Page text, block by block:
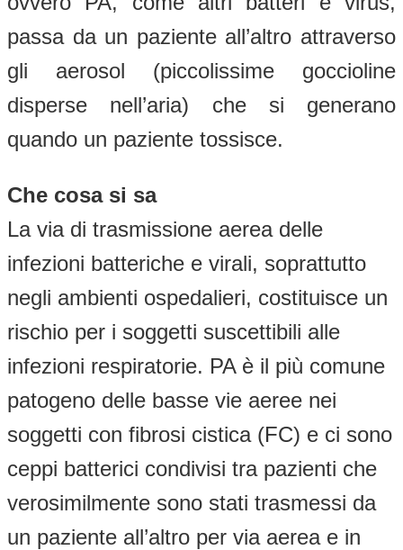
passa da un paziente all’altro attraverso
gli aerosol (piccolissime goccioline
disperse nell’aria) che si generano
quando un paziente tossisce.
Che cosa si sa
La via di trasmissione aerea delle
infezioni batteriche e virali, soprattutto
negli ambienti ospedalieri, costituisce un
rischio per i soggetti suscettibili alle
infezioni respiratorie. PA è il più comune
patogeno delle basse vie aeree nei
soggetti con fibrosi cistica (FC) e ci sono
ceppi batterici condivisi tra pazienti che
verosimilmente sono stati trasmessi da
un paziente all’altro per via aerea e in